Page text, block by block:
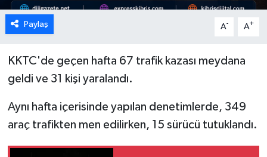
Paylaş A- A+
KKTC'de geçen hafta 67 trafik kazası meydana
geldi ve 31 kişi yaralandı.
Aynı hafta içerisinde yapılan denetimlerde, 349
araç trafikten men edilirken, 15 sürücü tutuklandı.
GÜNDEM
GÜNEY KIBRIS
İÇ HABERLER
KÜLTÜR SANAT
LAPTA